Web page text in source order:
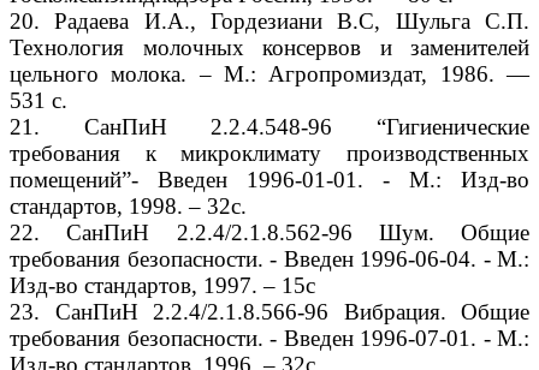
20. Радаева И.А., Гордезиани В.С, Шульга С.П.
Технология молочных консервов и заменителей
цельного молока. – М.: Агропромиздат, 1986. —
531 с.
21. СанПиН 2.2.4.548-96 “Гигиенические
требования к микроклимату производственных
помещений”- Введен 1996-01-01. - М.: Изд-во
стандартов, 1998. – 32с.
22. СанПиН 2.2.4/2.1.8.562-96 Шум. Общие
требования безопасности. - Введен 1996-06-04. - М.:
Изд-во стандартов, 1997. – 15с
23. СанПиН 2.2.4/2.1.8.566-96 Вибрация. Общие
требования безопасности. - Введен 1996-07-01. - М.:
Изд-во стандартов, 1996. – 32с.